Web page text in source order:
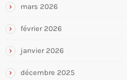
mars 2026
février 2026
janvier 2026
décembre 2025